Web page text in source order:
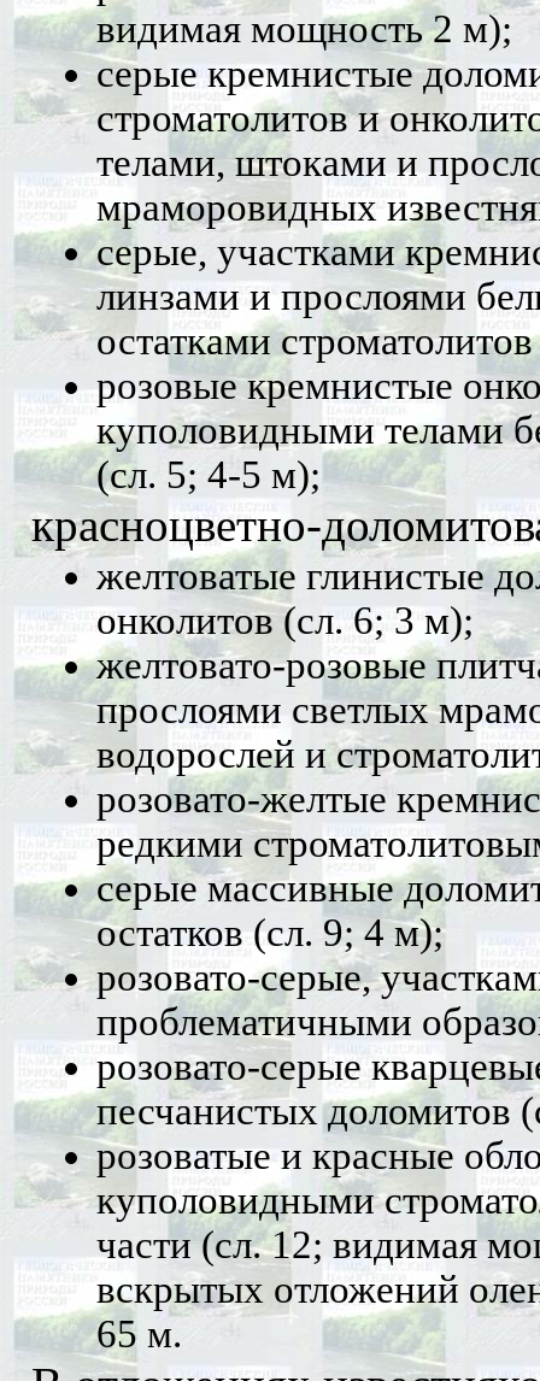
видимая мощность 2 м);
серые кремнистые
строматолитов и
телами, штоками и
мраморовидных
серые, участками
линзами и прослоями
остатками
розовые кремнистые
куполовидными телами
(сл. 5; 4-5 м);
красноцветно-
желтоватые глинистые
онколитов (сл. 6; 3 м);
желтовато-розовые
прослоями светлых
водорослей и
розовато-желтые
редкими
серые массивные
остатков (сл. 9; 4 м);
розовато-серые,
проблематичными
розовато-серые
песчанистых доломитов
розоватые и красные
куполовидными
части (сл. 12; видимая
вскрытых отложений
65 м.